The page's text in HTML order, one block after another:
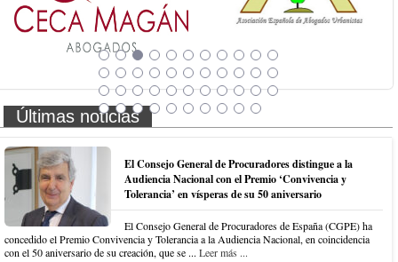
Últimas noticias
El Consejo General de Procuradores distingue a la
Audiencia Nacional con el Premio ‘Convivencia y
Tolerancia’ en vísperas de su 50 aniversario
El Consejo General de Procuradores de España (CGPE) ha
concedido el Premio Convivencia y Tolerancia a la Audiencia Nacional, en coincidencia
con el 50 aniversario de su creación, que se ... Leer más ...